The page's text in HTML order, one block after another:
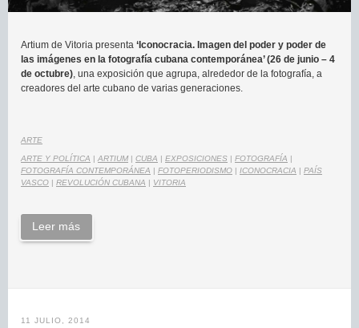
Artium de Vitoria presenta ‘Iconocracia. Imagen del poder y poder de
las imágenes en la fotografía cubana contemporánea’ (26 de junio – 4
de octubre) , una exposición que agrupa, alrededor de la fotografía, a
creadores del arte cubano de varias generaciones.
ARTE
ARTE Y POLÍTICA | ARTIUM | CUBA | EXPOSICIONES | FOTOGRAFÍA |
FOTOGRAFÍA CONTEMPORÁNEA | FOTOPERIODISMO | ICONOCRACIA | PAÍS
VASCO | REVOLUCIÓN CUBANA | VITORIA
Leer más
11 JULIO, 2014